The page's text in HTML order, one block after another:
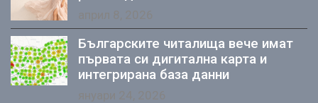
април 8, 2026
Българските читалища вече имат
първата си дигитална карта и
интегрирана база данни
януари 24, 2026